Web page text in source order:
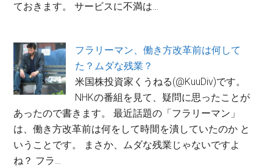
ておきます。 サービスに不満は…
フラリーマン、働き方改革前は何して
た？ムダな残業？
米国株投資家くうねる(@KuuDiv)です。
NHKの番組を見て、疑問に思ったことが
あったので書きます。 最近話題の「フラリーマン」
は、働き方改革前は何をして時間を潰していたのか と
いうことです。 まさか、ムダな残業じゃないですよ
ね？ フラ…